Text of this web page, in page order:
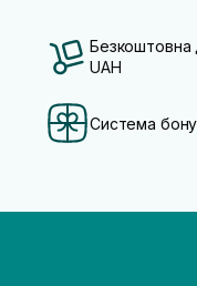
Безкоштовна
UAH
Система